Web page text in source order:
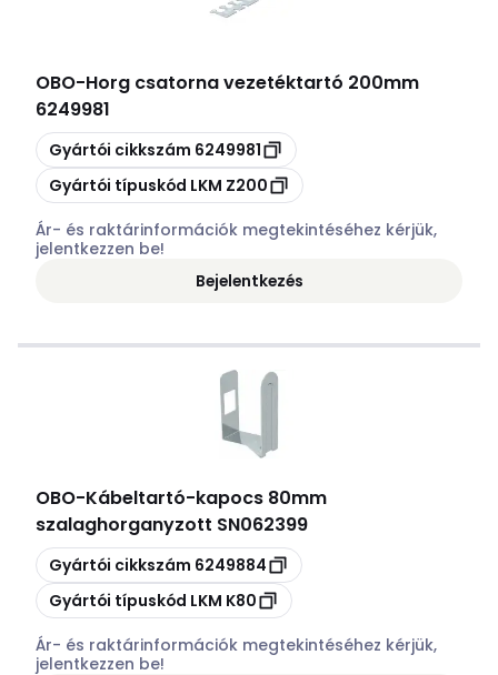
OBO-Horg csatorna vezetéktartó 200mm
6249981
Másolás
Gyártói cikkszám 6249981
Másolás
Gyártói típuskód LKM Z200
Ár- és raktárinformációk megtekintéséhez kérjük,
jelentkezzen be!
Bejelentkezés
OBO-Kábeltartó-kapocs 80mm
szalaghorganyzott SN062399
Másolás
Gyártói cikkszám 6249884
Másolás
Gyártói típuskód LKM K80
Ár- és raktárinformációk megtekintéséhez kérjük,
jelentkezzen be!